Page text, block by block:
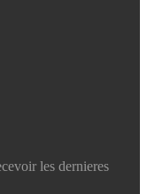
les dernieres